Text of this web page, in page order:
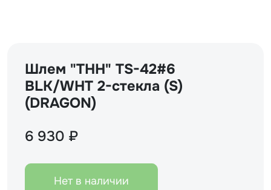
Шлем "THH" TS-42#6
BLK/WHT 2-стекла (S)
(DRAGON)
6 930 ₽
Нет в наличии